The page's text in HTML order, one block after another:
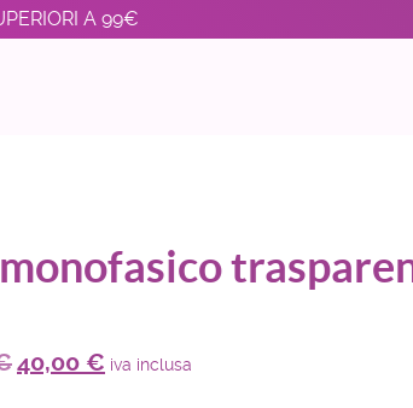
A 99€
40,00 € iva inclusa